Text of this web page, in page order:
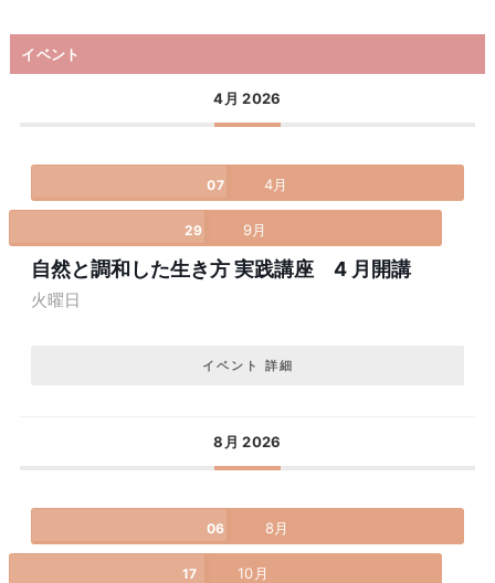
イベント
4月 2026
07 4月
29 9月
自然と調和した生き方 実践講座 4 月開講
火曜日
イベント 詳細
8月 2026
06 8月
17 10月